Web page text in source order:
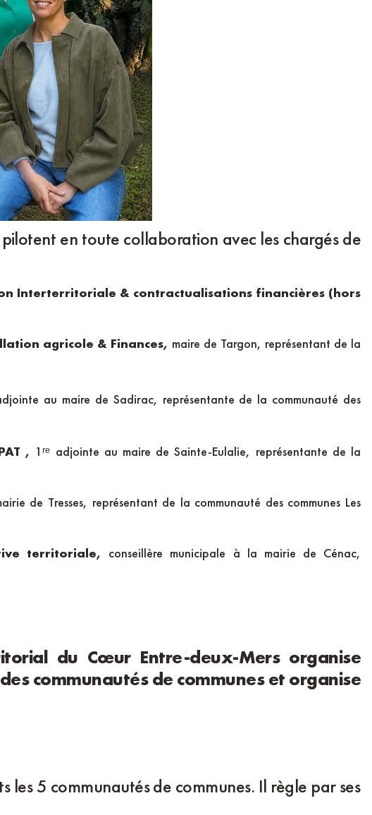
en toute collaboration avec les chargés de
Interterritoriale & contractualisations financières (hors
agricole & Finances, maire de Targon, représentant de la
au maire de Sadirac, représentante de la communauté des
, 1ʳᵉ adjointe au maire de Sainte-Eulalie, représentante de la
de Tresses, représentant de la communauté des communes Les
territoriale, conseillère municipale à la mairie de Cénac,
du Cœur Entre-deux-Mers organise
communautés de communes et organise
5 communautés de communes. Il règle par ses